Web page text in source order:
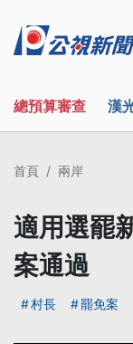
總預算審查 漢
首頁 兩岸
適用選罷
案通過
村長 罷免案